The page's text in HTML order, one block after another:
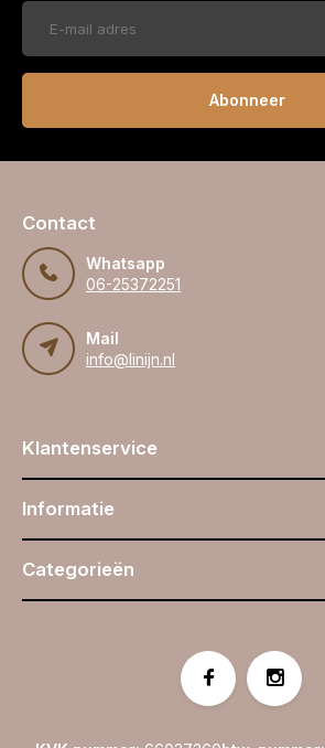
Abonneer
Contact
Whatsapp
06-25372251
Mail
info@linijn.nl
Klantenservice
Informatie
Categorieën